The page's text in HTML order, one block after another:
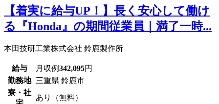
【着実に給与UP！】長く安心して働け
る『Honda』の期間従業員｜満了一時...
本田技研工業株式会社 鈴鹿製作所
給与 月収例342,095円
勤務地 三重県 鈴鹿市
寮・社
あり（無料）